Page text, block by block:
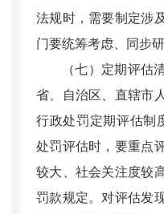
法规时，需要制定涉
门要统筹考虑、同步研
（七）定期评估
省、自治区、直辖市
行政处罚定期评估制
处罚评估时，要重点
较大、社会关注度较
罚款规定。对评估发